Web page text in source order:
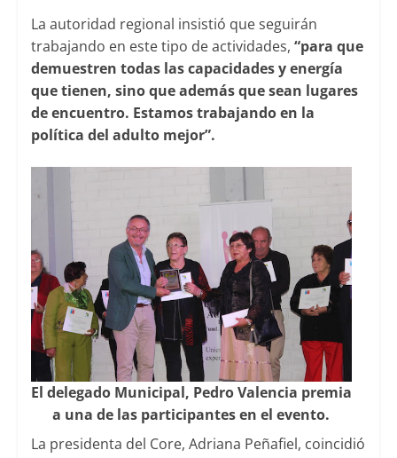
La autoridad regional insistió que seguirán
trabajando en este tipo de actividades, “para que
demuestren todas las capacidades y energía
que tienen, sino que además que sean lugares
de encuentro. Estamos trabajando en la
política del adulto mejor”.
El delegado Municipal, Pedro Valencia premia
a una de las participantes en el evento.
La presidenta del Core, Adriana Peñafiel, coincidió